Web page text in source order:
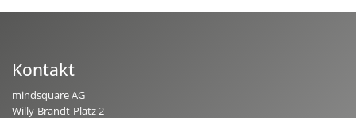
Kontakt
mindsquare AG
Willy-Brandt-Platz 2